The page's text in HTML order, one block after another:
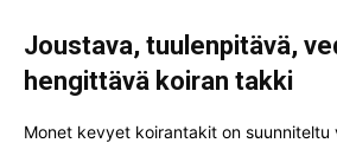
Joustava, tuulenpitävä,
hengittävä koiran takki
Monet kevyet koirantakit on suunniteltu